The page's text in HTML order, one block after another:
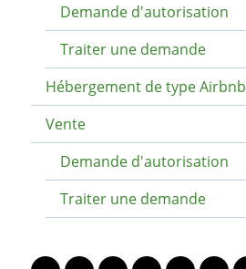
Demande d'autorisation
Traiter une demande
Hébergement de type Airbnb
Vente
Demande d'autorisation
Traiter une demande